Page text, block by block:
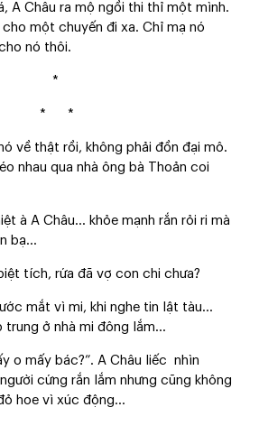
A Châu ra mộ ngồi thi thỉ một mình.
cho một chuyến đi xa. Chỉ mạ nó
nó thôi.
*
* *
về thật rồi, không phải đồn đại mô.
nhau qua nhà ông bà Thoản coi
à A Châu... khỏe mạnh rắn rỏi ri mà
bạ...
tích, rứa đã vợ con chi chưa?
mắt vì mi, khi nghe tin lật tàu...
ở nhà mi đông lắm...
o mấy bác?”. A Châu liếc nhìn
cứng rắn lắm nhưng cũng không
hoe vì xúc động...